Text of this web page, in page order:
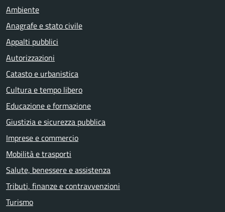
Ambiente
Anagrafe e stato civile
Appalti pubblici
Autorizzazioni
Catasto e urbanistica
Cultura e tempo libero
Educazione e formazione
Giustizia e sicurezza pubblica
Imprese e commercio
Mobilità e trasporti
Salute, benessere e assistenza
Tributi, finanze e contravvenzioni
Turismo